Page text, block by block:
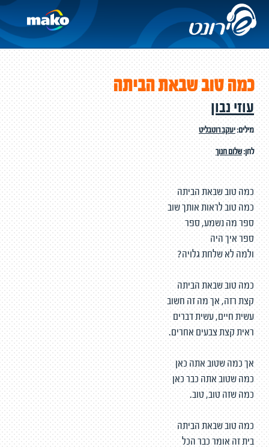
כמה טוב שבאת הביתה
עוזי נבון
מילים:יעקב רוטבליט
לחן:שלום חנוך
כמה טוב שבאת הביתה
כמה טוב לראות אותך שוב
ספר מה נשמע, ספר
ספר איך היה
ולמה לא שלחת גלויה?
כמה טוב שבאת הביתה
קצת רזה, אך מה זה חשוב
עשית חיים, עשית דברים
ראית קצת צבעים אחרים.
אך כמה שטוב אתה כאן
כמה שטוב אתה כבר כאן
כמה שזה טוב, טוב.
כמה טוב שבאת הביתה
בית זה אומר כבר הכל